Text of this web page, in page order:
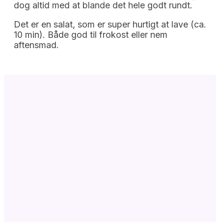
dog altid med at blande det hele godt rundt.
Det er en salat, som er super hurtigt at lave (ca.
10 min). Både god til frokost eller nem
aftensmad.